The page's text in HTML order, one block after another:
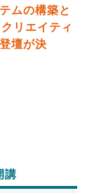
ムの構築と
リエイティ
壇が決
講